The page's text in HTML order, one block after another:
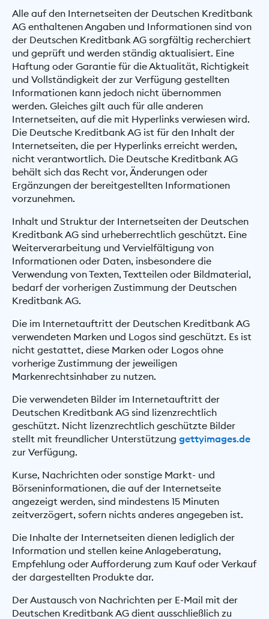
Alle auf den Internetseiten der Deutschen Kreditbank
AG enthaltenen Angaben und Informationen sind von
der Deutschen Kreditbank AG sorgfältig recherchiert
und geprüft und werden ständig aktualisiert. Eine
Haftung oder Garantie für die Aktualität, Richtigkeit
und Vollständigkeit der zur Verfügung gestellten
Informationen kann jedoch nicht übernommen
werden. Gleiches gilt auch für alle anderen
Internetseiten, auf die mit Hyperlinks verwiesen wird.
Die Deutsche Kreditbank AG ist für den Inhalt der
Internetseiten, die per Hyperlinks erreicht werden,
nicht verantwortlich. Die Deutsche Kreditbank AG
behält sich das Recht vor, Änderungen oder
Ergänzungen der bereitgestellten Informationen
vorzunehmen.
Inhalt und Struktur der Internetseiten der Deutschen
Kreditbank AG sind urheberrechtlich geschützt. Eine
Weiterverarbeitung und Vervielfältigung von
Informationen oder Daten, insbesondere die
Verwendung von Texten, Textteilen oder Bildmaterial,
bedarf der vorherigen Zustimmung der Deutschen
Kreditbank AG.
Die im Internetauftritt der Deutschen Kreditbank AG
verwendeten Marken und Logos sind geschützt. Es ist
nicht gestattet, diese Marken oder Logos ohne
vorherige Zustimmung der jeweiligen
Markenrechtsinhaber zu nutzen.
Die verwendeten Bilder im Internetauftritt der
Deutschen Kreditbank AG sind lizenzrechtlich
geschützt. Nicht lizenzrechtlich geschützte Bilder
stellt mit freundlicher Unterstützung gettyimages.de
zur Verfügung.
Kurse, Nachrichten oder sonstige Markt- und
Börseninformationen, die auf der Internetseite
angezeigt werden, sind mindestens 15 Minuten
zeitverzögert, sofern nichts anderes angegeben ist.
Die Inhalte der Internetseiten dienen lediglich der
Information und stellen keine Anlageberatung,
Empfehlung oder Aufforderung zum Kauf oder Verkauf
der dargestellten Produkte dar.
Der Austausch von Nachrichten per E-Mail mit der
Deutschen Kreditbank AG dient ausschließlich zu